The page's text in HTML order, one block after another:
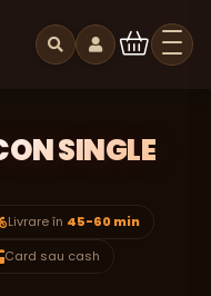
SINGLE
Livrare în 45-60 min
Card sau cash